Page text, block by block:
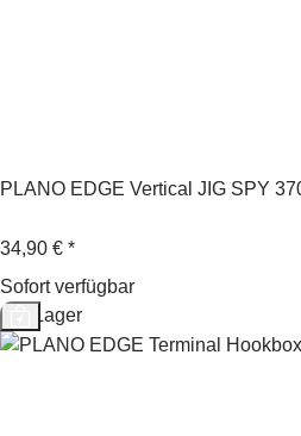
PLANO EDGE Vertical JIG SPY
34,90 € *
Sofort verfügbar
Auf Lager